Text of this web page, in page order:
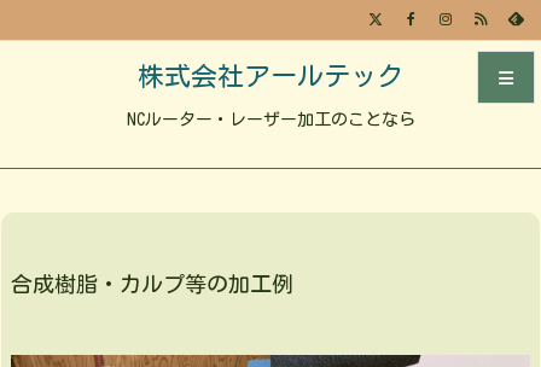
株式会社アールテック
NCルーター・レーザー加工のことなら
合成樹脂・カルプ等の加工例